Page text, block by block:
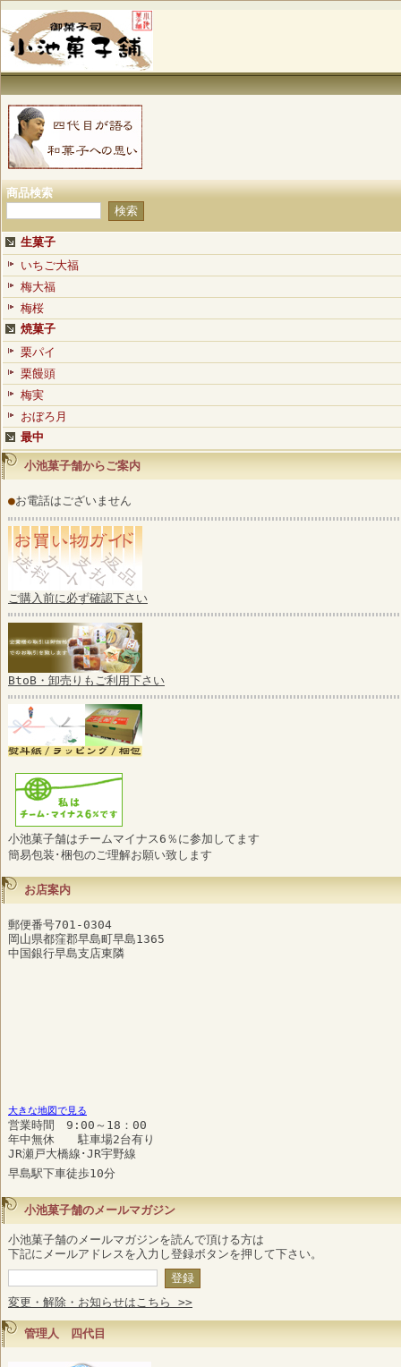
商品検索
生菓子
いちご大福
梅大福
梅桜
焼菓子
栗パイ
栗饅頭
梅実
おぼろ月
最中
小池菓子舗からご案内
●お電話はございません
ご購入前に必ず確認下さい
BtoB・卸売りもご利用下さい
小池菓子舗はチームマイナス6％に参加してます
簡易包装･梱包のご理解お願い致します
お店案内
郵便番号701-0304
岡山県都窪郡早島町早島1365
中国銀行早島支店東隣
大きな地図で見る
営業時間 9:00～18：00
年中無休 駐車場2台有り
JR瀬戸大橋線･JR宇野線
早島駅下車徒歩10分
小池菓子舗のメールマガジン
小池菓子舗のメールマガジンを読んで頂ける方は
下記にメールアドレスを入力し登録ボタンを押して下さい。
変更・解除・お知らせはこちら >>
管理人 四代目